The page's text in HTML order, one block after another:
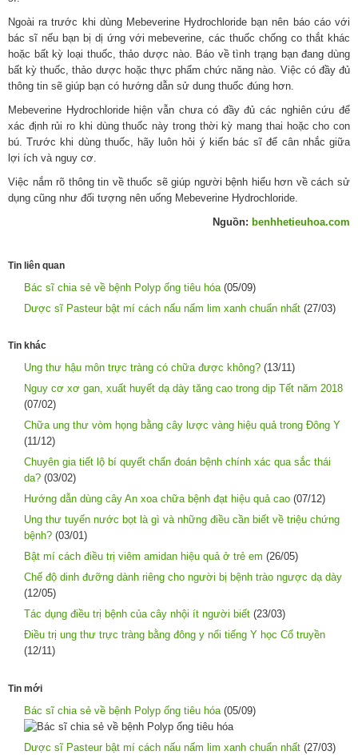
Ngoài ra trước khi dùng Mebeverine Hydrochloride bạn nên báo cáo với
bác sĩ nếu bạn bị dị ứng với mebeverine, các thuốc chống co thắt khác
hoặc bất kỳ loại thuốc, thảo dược nào. Báo về tình trạng bạn đang dùng
bất kỳ thuốc, thảo dược hoặc thực phẩm chức năng nào. Việc có đầy đủ
thông tin sẽ giúp bạn có hướng dẫn sử dung thuốc đúng hơn.
Mebeverine Hydrochloride hiện vẫn chưa có đầy đủ các nghiên cứu để
xác định rủi ro khi dùng thuốc này trong thời kỳ mang thai hoặc cho con
bú. Trước khi dùng thuốc, hãy luôn hỏi ý kiến bác sĩ để cân nhắc giữa
lợi ích và nguy cơ.
Việc nắm rõ thông tin về thuốc sẽ giúp người bệnh hiểu hơn về cách sử
dụng cũng như đối tượng nên uống Mebeverine Hydrochloride.
Nguồn: benhhetieuhoa.com
Tin liên quan
Bác sĩ chia sẻ về bệnh Polyp ống tiêu hóa (05/09)
Dược sĩ Pasteur bật mí cách nấu nấm lim xanh chuẩn nhất (27/03)
Tin khác
Ung thư hậu môn trực tràng có chữa được không? (13/11)
Nguy cơ xơ gan, xuất huyết dạ dày tăng cao trong dịp Tết năm 2018
(07/02)
Chữa ung thư vòm họng bằng cây lược vàng hiệu quả trong Đông Y
(11/12)
Chuyên gia tiết lộ bí quyết chẩn đoán bệnh chính xác qua sắc thái
da? (03/02)
Hướng dẫn dùng cây An xoa chữa bệnh đạt hiệu quả cao (07/12)
Ung thư tuyến nước bọt là gì và những điều cần biết về triệu chứng
bệnh? (03/01)
Bật mí cách điều trị viêm amidan hiệu quả ở trẻ em (26/05)
Chế độ dinh đưỡng dành riêng cho người bị bệnh trào ngược dạ dày
(12/05)
Tác dụng điều trị bệnh của cây nhội ít người biết (23/03)
Điều trị ung thư trực tràng bằng đông y nổi tiếng Y học Cổ truyền
(12/11)
Tin mới
Bác sĩ chia sẻ về bệnh Polyp ống tiêu hóa (05/09)
Dược sĩ Pasteur bật mí cách nấu nấm lim xanh chuẩn nhất (27/03)